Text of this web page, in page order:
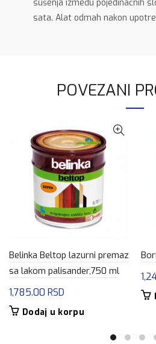
sušenja između pojedinačnih
sata. Alat odmah nakon
POVEZANI
Belinka Beltop lazurni premaz
sa lakom palisander,750 ml
1,785.00 RSD
Dodaj u korpu